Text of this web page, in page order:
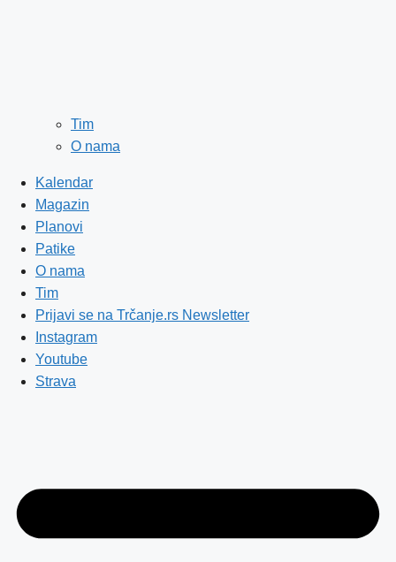
Tim
O nama
Kalendar
Magazin
Planovi
Patike
O nama
Tim
Prijavi se na Trčanje.rs Newsletter
Instagram
Youtube
Strava